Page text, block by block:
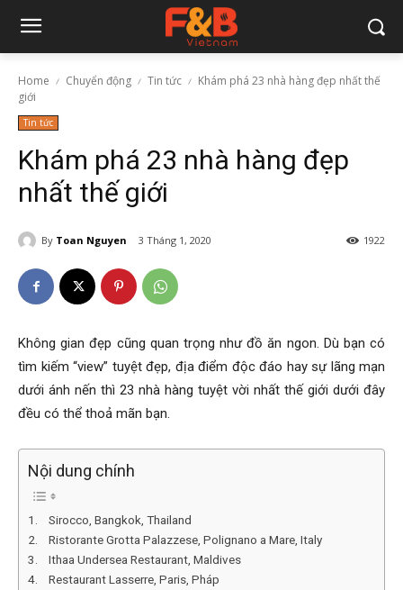
Home Chuyển động Tin tức
Khám phá 23 nhà hàng đẹp nhất thế
giới
Tin tức
Khám phá 23 nhà hàng đẹp
nhất thế giới
By Toan Nguyen 3 Tháng 1, 2020 1922
Không gian đẹp cũng quan trọng như đồ ăn ngon. Dù bạn có
tìm kiếm “view” tuyệt đẹp, địa điểm độc đáo hay sự lãng mạn
dưới ánh nến thì 23 nhà hàng tuyệt vời nhất thế giới dưới đây
đều có thể thoả mãn bạn.
Nội dung chính
1. Sirocco, Bangkok, Thailand
2. Ristorante Grotta Palazzese, Polignano a Mare, Italy
3. Ithaa Undersea Restaurant, Maldives
4. Restaurant Lasserre, Paris, Pháp